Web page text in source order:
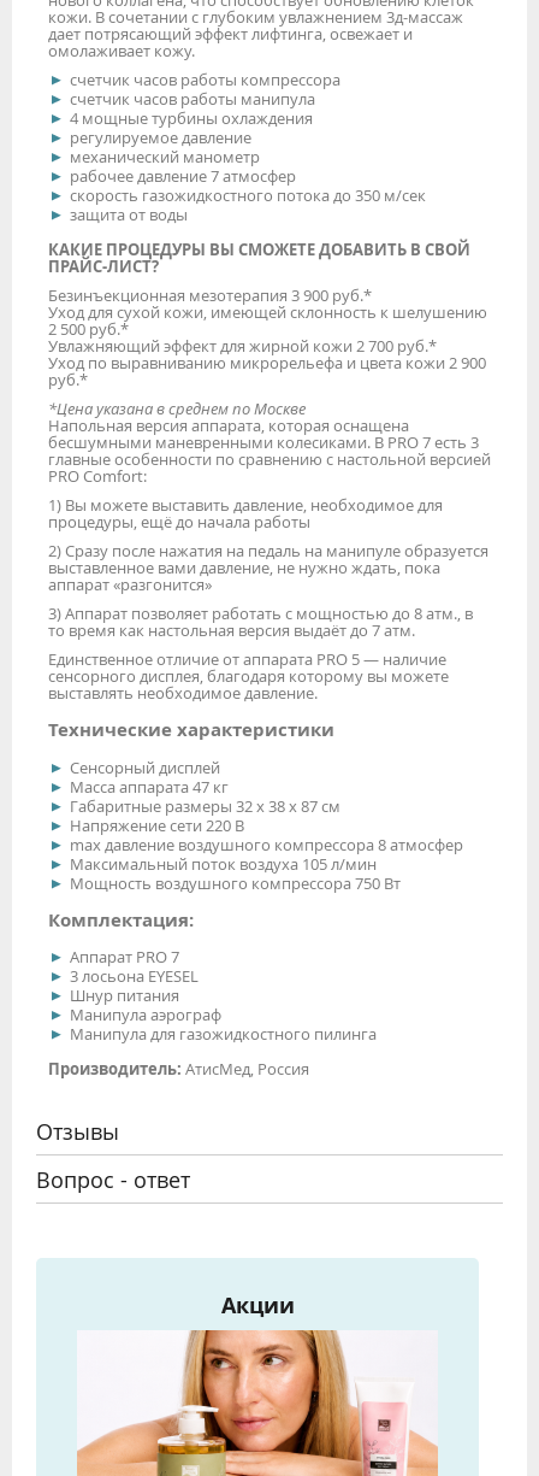
кожи. В сочетании с глубоким увлажнением 3д-массаж
дает потрясающий эффект лифтинга, освежает и
омолаживает кожу.
счетчик часов работы компрессора
счетчик часов работы манипула
4 мощные турбины охлаждения
регулируемое давление
механический манометр
рабочее давление 7 атмосфер
скорость газожидкостного потока до 350 м/сек
защита от воды
КАКИЕ ПРОЦЕДУРЫ ВЫ СМОЖЕТЕ ДОБАВИТЬ В СВОЙ
ПРАЙС-ЛИСТ?
Безинъекционная мезотерапия 3 900 руб.*
Уход для сухой кожи, имеющей склонность к шелушению
2 500 руб.*
Увлажняющий эффект для жирной кожи 2 700 руб.*
Уход по выравниванию микрорельефа и цвета кожи 2 900
руб.*
*Цена указана в среднем по Москве
Напольная версия аппарата, которая оснащена
бесшумными маневренными колесиками. В PRO 7 есть 3
главные особенности по сравнению с настольной версией
PRO Comfort:
1) Вы можете выставить давление, необходимое для
процедуры, ещё до начала работы
2) Сразу после нажатия на педаль на манипуле образуется
выставленное вами давление, не нужно ждать, пока
аппарат «разгонится»
3) Аппарат позволяет работать с мощностью до 8 атм., в
то время как настольная версия выдаёт до 7 атм.
Единственное отличие от аппарата PRO 5 — наличие
сенсорного дисплея, благодаря которому вы можете
выставлять необходимое давление.
Технические характеристики
Сенсорный дисплей
Масса аппарата 47 кг
Габаритные размеры 32 х 38 х 87 cм
Напряжение сети 220 В
max давление воздушного компрессора 8 атмосфер
Максимальный поток воздуха 105 л/мин
Мощность воздушного компрессора 750 Вт
Комплектация:
Аппарат PRO 7
3 лосьона EYESEL
Шнур питания
Манипула аэрограф
Манипула для газожидкостного пилинга
Производитель: АтисМед, Россия
Отзывы
Вопрос - ответ
Акции